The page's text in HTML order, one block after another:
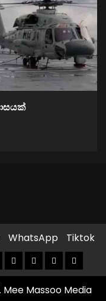
WhatsApp Tiktok
Massoo Media